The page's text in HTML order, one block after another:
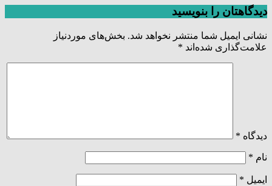
دیدگاهتان را بنویسید
نشانی ایمیل شما منتشر نخواهد شد. بخش‌های موردنیاز
علامت‌گذاری شده‌اند *
دیدگاه *
نام *
ایمیل *